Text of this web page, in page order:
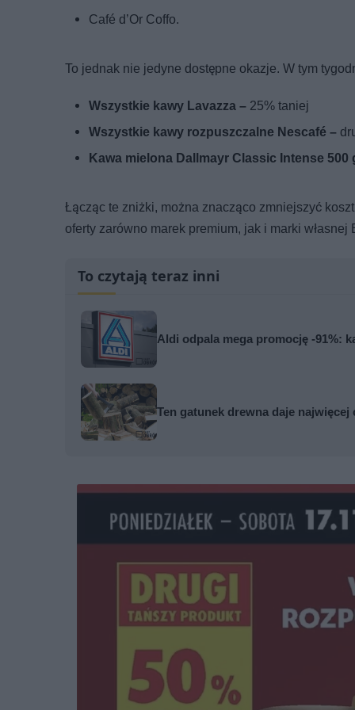
Café d’Or Coffo.
To jednak nie jedyne dostępne okazje. W tym
Wszystkie kawy Lavazza – 25% taniej
Wszystkie kawy rozpuszczalne Nescafé –
Kawa mielona Dallmayr Classic Intense 500
Łącząc te zniżki, można znacząco zmniejszyć
oferty zarówno marek premium, jak i marki własnej
To czytają teraz inni
Aldi odpala mega promocję -91%:
Ten gatunek drewna daje